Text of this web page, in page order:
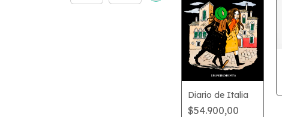
Diario de Italia
$54.900,00